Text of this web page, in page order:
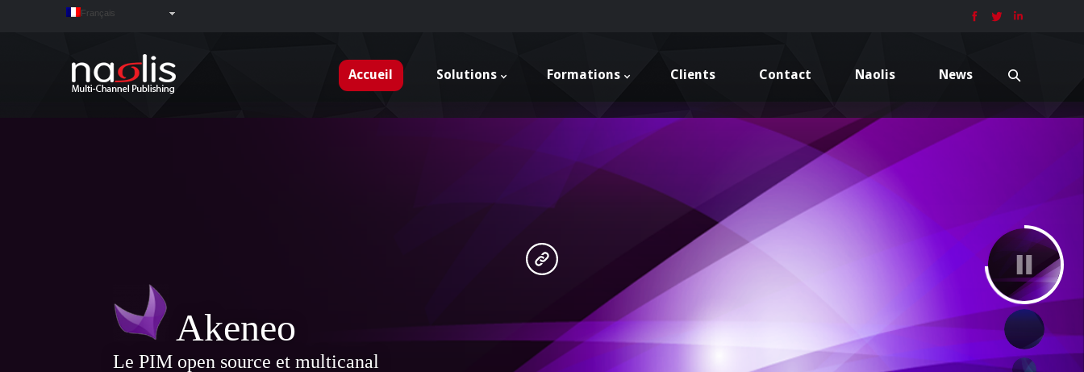
Français
Accueil Solutions Formations Clients Contact Naolis News
details
Akeneo
Le PIM open source et multicanal